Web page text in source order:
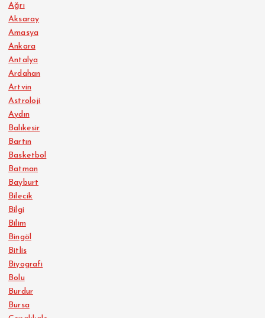
Ağrı
Aksaray
Amasya
Ankara
Antalya
Ardahan
Artvin
Astroloji
Aydın
Balıkesir
Bartın
Basketbol
Batman
Bayburt
Bilecik
Bilgi
Bilim
Bingöl
Bitlis
Biyografi
Bolu
Burdur
Bursa